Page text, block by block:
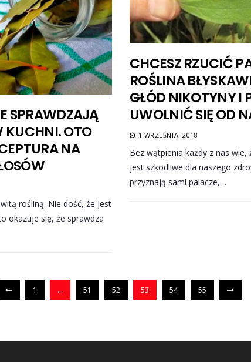
CHCESZ RZUCIĆ
ROŚLINA
GŁÓD NIKOTYNY I
UWOLNIĆ SIĘ OD
1 WRZEŚNIA, 2018
Bez wątpienia każdy z nas
jest szkodliwe dla naszego
przyznają sami palacze,…
SPRAWDZAJĄ
KUCHNI. OTO
NA
rośliną. Nie dość, że jest
okazuje się, że sprawdza
1 … 51 52 53 54 55